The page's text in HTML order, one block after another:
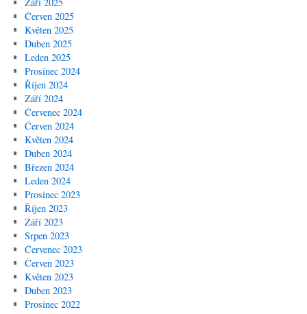
Červen 2025
Květen 2025
Duben 2025
Leden 2025
Prosinec 2024
Říjen 2024
Září 2024
Červenec 2024
Červen 2024
Květen 2024
Duben 2024
Březen 2024
Leden 2024
Prosinec 2023
Říjen 2023
Září 2023
Srpen 2023
Červenec 2023
Červen 2023
Květen 2023
Duben 2023
Prosinec 2022